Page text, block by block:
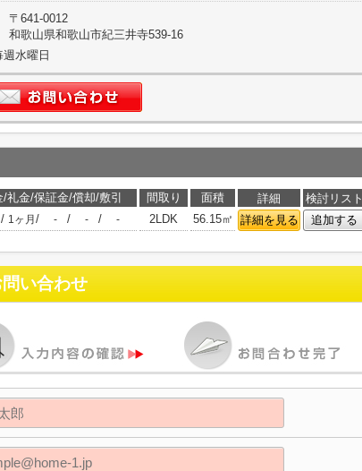
〒641-0012
和歌山県和歌山市紀三井寺539-16
水曜日
/礼金/保証金/償却/敷引 間取り 面積 詳細
検討リスト
/ 1ヶ月 / - / - / - 2LDK 56.15㎡ 詳細を見る 追加する
い合わせ